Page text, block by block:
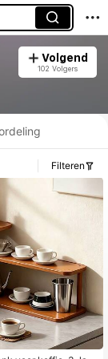
Volgend
102 Volgers
Filteren